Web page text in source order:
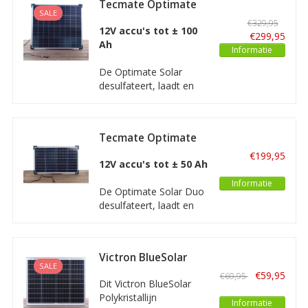
U kunt hiermee
bijvoorbeeld een 12V of
24V accu laden en
SALE
Tecmate Optimate
12V accu's tot ± 100
Ah
De Optimate Solar
desulfateert, laadt en
Zonnepaneel. De
hoge kwaliteit acculader
€329,95
€299,95
Informatie
Tecmate Optimate
Solar Duo 40W
12V accu's tot ± 50 Ah
De Optimate Solar Duo
desulfateert, laadt en
Zonnepaneel. De
hoge kwaliteit acculader
op zonnecellen.
€199,95
Informatie
SALE
Victron BlueSolar
Dit Victron BlueSolar
Polykristallijn
€69,95 €59,95
Informatie